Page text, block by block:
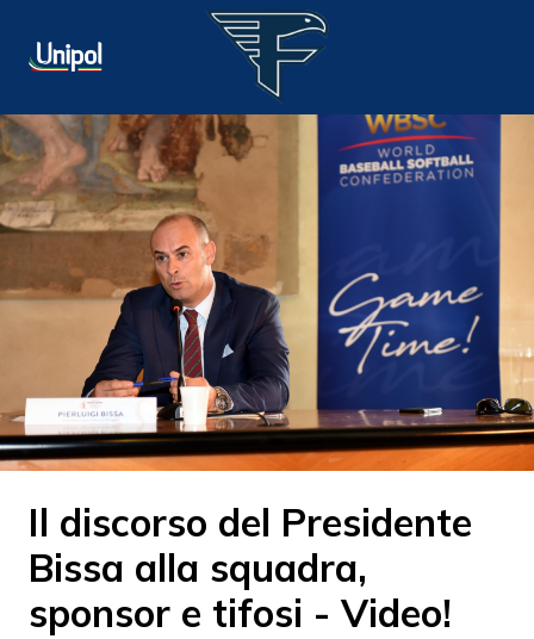
Il discorso del Presidente
Bissa alla squadra,
sponsor e tifosi - Video!